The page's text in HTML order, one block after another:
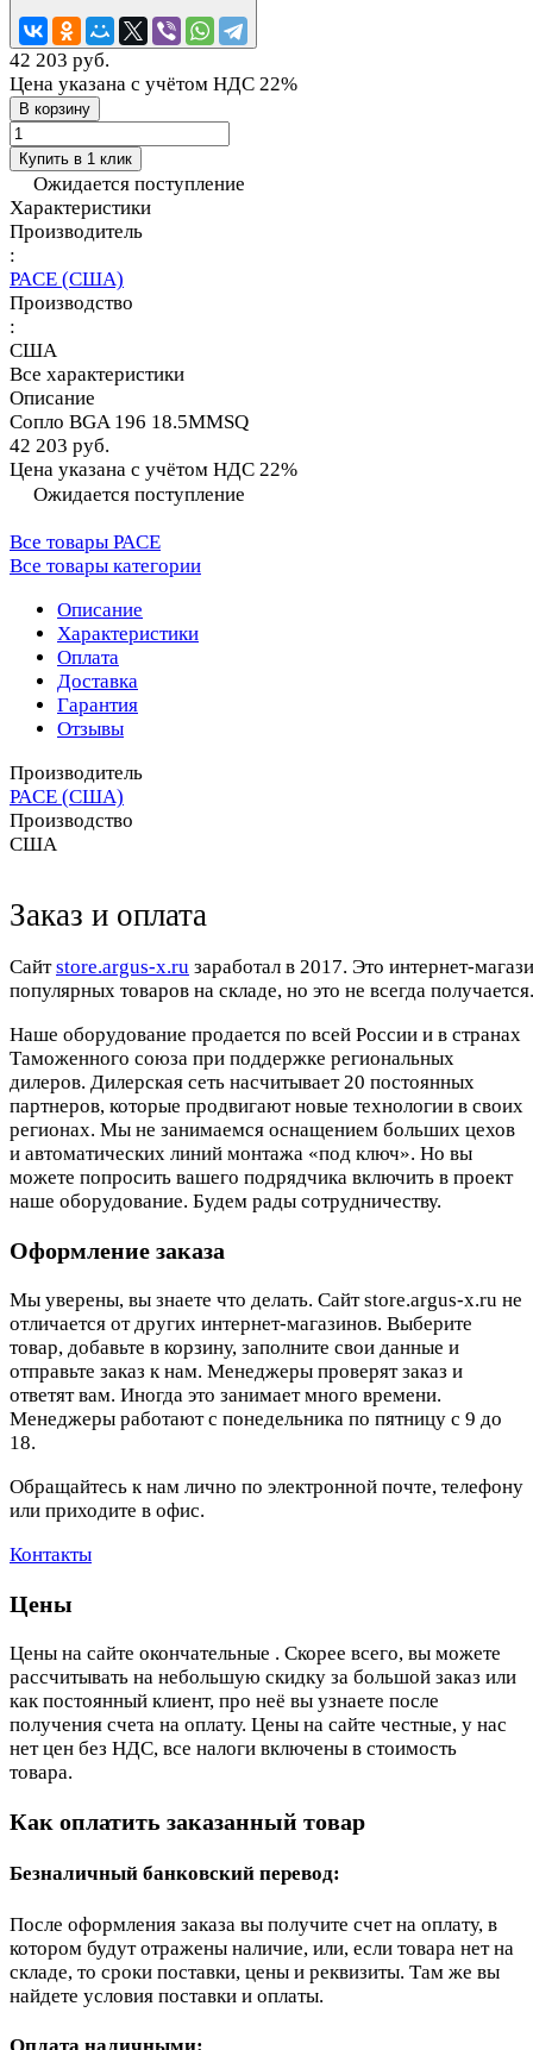
42 203 руб.
Цена указана с учётом НДС 22%
В корзину
Купить в 1 клик
Ожидается поступление
Характеристики
Производитель
:
PACE (США)
Производство
:
США
Все характеристики
Описание
Сопло BGA 196 18.5MMSQ
42 203 руб.
Цена указана с учётом НДС 22%
Ожидается поступление
Все товары PACE
Все товары категории
Описание
Характеристики
Оплата
Доставка
Гарантия
Отзывы
Производитель
PACE (США)
Производство
США
Заказ и оплата
Cайтstore.argus-x.ru заработал в 2017. Это интернет-
популярных товаров на складе, но это не всегда
Наше оборудование продается по всей России и в странах
Таможенного союза при поддержке региональных
дилеров. Дилерская сеть насчитывает 20 постоянных
партнеров, которые продвигают новые технологии в своих
регионах. Мы не занимаемся оснащением больших цехов
и автоматических линий монтажа «под ключ». Но вы
можете попросить вашего подрядчика включить в проект
наше оборудование. Будем рады сотрудничеству.
Оформление заказа
Мы уверены, вы знаете что делать. Сайт store.argus-x.ru не
отличается от других интернет-магазинов. Выберите
товар, добавьте в корзину, заполните свои данные и
отправьте заказ к нам. Менеджеры проверят заказ и
ответят вам. Иногда это занимает много времени.
Менеджеры работают с понедельника по пятницу с 9 до
18.
Обращайтесь к нам лично по электронной почте, телефону
или приходите в офис.
Контакты
Цены
Цены на сайте окончательные . Скорее всего, вы можете
рассчитывать на небольшую скидку за большой заказ или
как постоянный клиент, про неё вы узнаете после
получения счета на оплату. Цены на сайте честные, у нас
нет цен без НДС, все налоги включены в стоимость
товара.
Как оплатить заказанный товар
Безналичный банковский перевод:
После оформления заказа вы получите счет на оплату, в
котором будут отражены наличие, или, если товара нет на
складе, то сроки поставки, цены и реквизиты. Там же вы
найдете условия поставки и оплаты.